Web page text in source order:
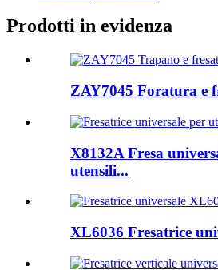
Prodotti in evidenza
ZAY7045 Foratura e
X8132A Fresa
utensili...
XL6036 Fresatrice